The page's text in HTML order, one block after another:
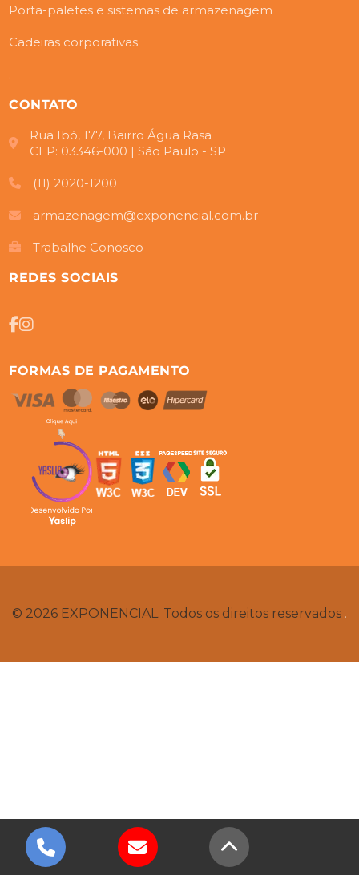
Porta-paletes e sistemas de armazenagem
Cadeiras corporativas
.
CONTATO
Rua Ibó, 177, Bairro Água Rasa
CEP: 03346-000 | São Paulo - SP
(11) 2020-1200
armazenagem@exponencial.com.br
Trabalhe Conosco
REDES SOCIAIS
FORMAS DE PAGAMENTO
© 2026 EXPONENCIAL. Todos os direitos reservados .